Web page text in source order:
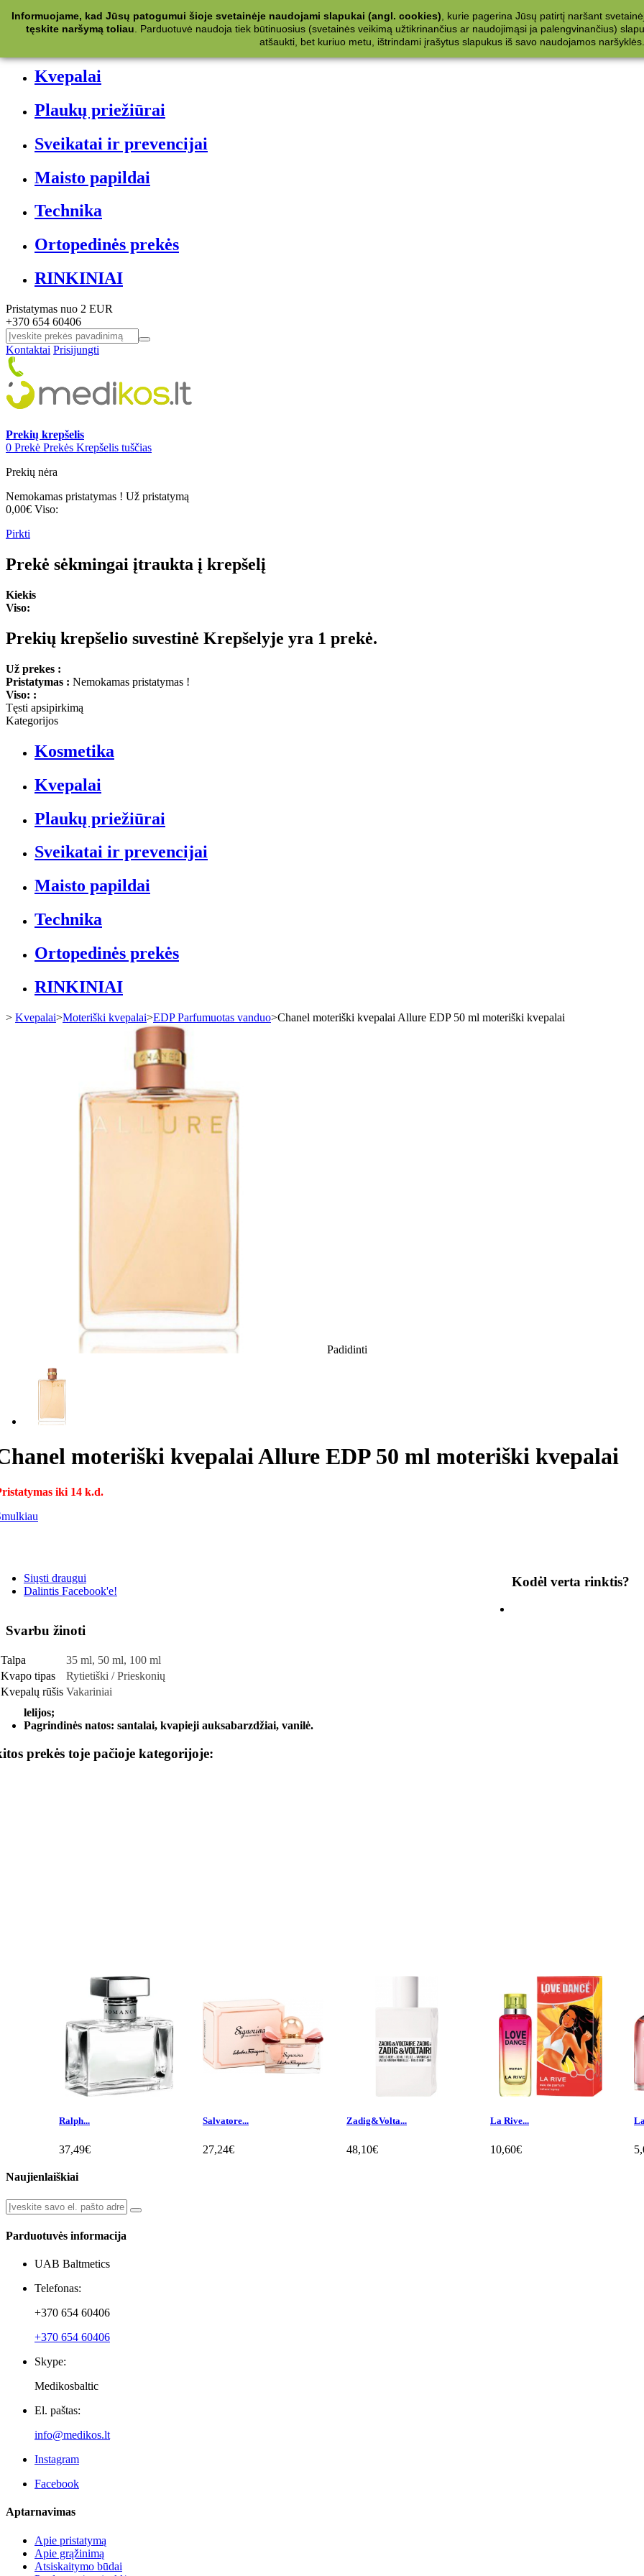
Kategorijos
Kvepalai
Plaukų priežiūrai
Sveikatai ir prevencijai
Maisto papildai
Technika
Ortopedinės prekės
RINKINIAI
Pristatymas nuo 2 EUR
+370 654 60406
Kontaktai Prisijungti
Prekių krepšelis
0 Prekė Prekės Krepšelis tuščias
Prekių nėra
Nemokamas pristatymas ! Už pristatymą
0,00€ Viso:
Pirkti
Prekė sėkmingai įtraukta į krepšelį
Kiekis
Viso:
Prekių krepšelio suvestinė Krepšelyje yra 1 prekė.
Už prekes :
Pristatymas : Nemokamas pristatymas !
Viso: :
Tęsti apsipirkimą
Kategorijos
Kosmetika
Kvepalai
Plaukų priežiūrai
Sveikatai ir prevencijai
Maisto papildai
Technika
Ortopedinės prekės
RINKINIAI
> Kvepalai>Moteriški kvepalai>EDP Parfumuotas vanduo>Chanel moteriški kvepalai Allure EDP 50 ml moteriški kvepalai
Padidinti
moteriški kvepalai Allure EDP 50 ml moteriški kvepalai
iki 14 k.d.
Siųsti draugui
Dalintis Facebook'e!
Svarbu žinoti
Talpa
35 ml, 50 ml, 100 ml
Kvapo tipas
Rytietiški / Prieskonių
Kvepalų rūšis Vakariniai
Kodėl verta rinktis?
lelijos;
Pagrindinės natos: santalai, kvapieji auksabarzdžiai, vanilė.
prekės toje pačioje kategorijoje:
Ralph...
37,49€
Salvatore...
27,24€
Zadig&Volta...
48,10€
La Rive...
10,60€
Naujienlaiškiai
Informuojame, kad Jūsų patogumui šioje svetainėje naudojami slapukai (angl. cookies) , kurie pagerina Jūsų patirtį naršant
tęskite naršymą toliau
Parduotuvė naudoja tiek būtinuosius (svetainės veikimą užtikrinančius ar naudojimąsi ja palengvinančius)
atšaukti, bet kuriuo metu, ištrindami įrašytus slapukus iš savo naudojamos naršyklės.